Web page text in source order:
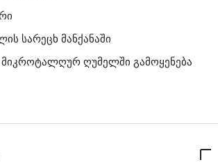
სარეცხ მანქანაში
ღუმელში გამოყენება